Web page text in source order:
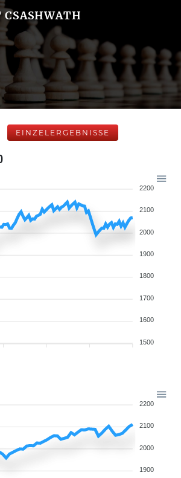
CSASHWATH
EINZELERGEBNISSE
2200
2100
2000
1900
1800
1700
1600
1500
2200
2100
2000
1900